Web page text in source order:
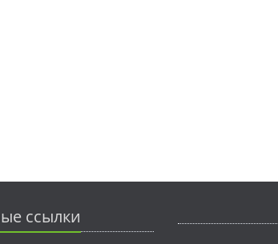
ссылки